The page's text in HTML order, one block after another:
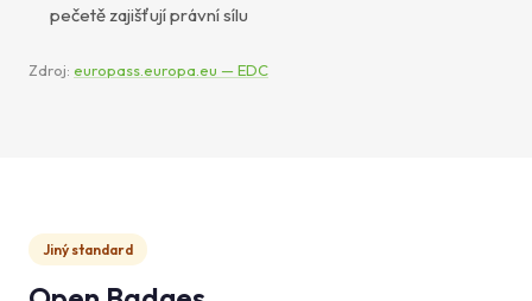
pečetě zajišťují právní sílu
Zdroj: europass.europa.eu — EDC
Jiný standard